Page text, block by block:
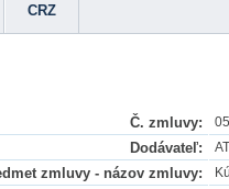
CRZ
Č. zmluvy:
Dodávateľ:
zmluvy - názov zmluvy: